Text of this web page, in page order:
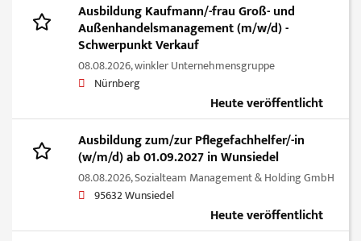
Ausbildung Kaufmann/-frau Groß- und
Außenhandelsmanagement (m/w/d) -
Schwerpunkt Verkauf
08.08.2026,winkler Unternehmensgruppe
Nürnberg
Heute veröffentlicht
Ausbildung zum/zur Pflegefachhelfer/-in
(w/m/d) ab 01.09.2027 in Wunsiedel
08.08.2026,Sozialteam Management & Holding GmbH
95632 Wunsiedel
Heute veröffentlicht